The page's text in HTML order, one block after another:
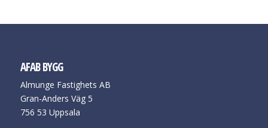
AFAB BYGG
Almunge Fastighets AB
Gran-Anders Väg 5
756 53 Uppsala